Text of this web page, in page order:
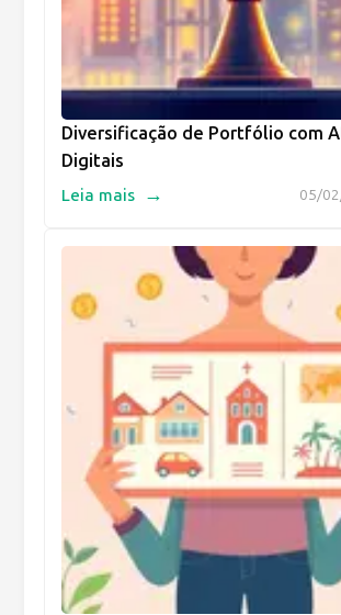
Diversificação de Portfólio com
Digitais
05/
Leia mais →